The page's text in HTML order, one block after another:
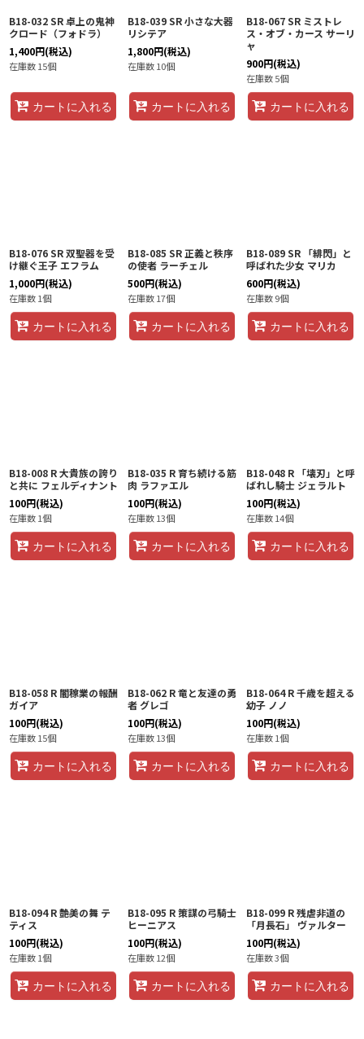
B18-032 SR 卓上の鬼神
クロード（フォドラ）
1,400円(税込)
在庫数 15個
カートに入れる
B18-039 SR 小さな大器
リシテア
1,800円(税込)
在庫数 10個
カートに入れる
B18-067 SR ミストレ
ス・オブ・カース サーリ
ャ
900円(税込)
在庫数 5個
カートに入れる
B18-076 SR 双聖器を受
け継ぐ王子 エフラム
1,000円(税込)
在庫数 1個
カートに入れる
B18-085 SR 正義と秩序
の使者 ラーチェル
500円(税込)
在庫数 17個
カートに入れる
B18-089 SR 「緋閃」と
呼ばれた少女 マリカ
600円(税込)
在庫数 9個
カートに入れる
B18-008 R 大貴族の誇り
と共に フェルディナント
100円(税込)
在庫数 1個
カートに入れる
B18-035 R 育ち続ける筋
肉 ラファエル
100円(税込)
在庫数 13個
カートに入れる
B18-048 R 「壊刃」と呼
ばれし騎士 ジェラルト
100円(税込)
在庫数 14個
カートに入れる
B18-058 R 闇稼業の報酬
ガイア
100円(税込)
在庫数 15個
カートに入れる
B18-062 R 竜と友達の勇
者 グレゴ
100円(税込)
在庫数 13個
カートに入れる
B18-064 R 千歳を超える
幼子 ノノ
100円(税込)
在庫数 1個
カートに入れる
B18-094 R 艶美の舞 テ
ティス
100円(税込)
在庫数 1個
カートに入れる
B18-095 R 策謀の弓騎士
ヒーニアス
100円(税込)
在庫数 12個
カートに入れる
B18-099 R 残虐非道の
「月長石」 ヴァルター
100円(税込)
在庫数 3個
カートに入れる